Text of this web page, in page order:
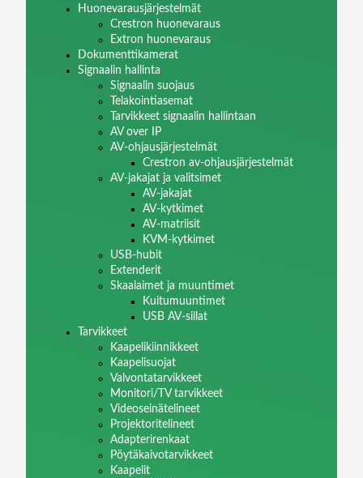
Huonevarausjärjestelmät
Crestron huonevaraus
Extron huonevaraus
Dokumenttikamerat
Signaalin hallinta
Signaalin suojaus
Telakointiasemat
Tarvikkeet signaalin hallintaan
AV over IP
AV-ohjausjärjestelmät
Crestron av-ohjausjärjestelmät
AV-jakajat ja valitsimet
AV-jakajat
AV-kytkimet
AV-matriisit
KVM-kytkimet
USB-hubit
Extenderit
Skaalaimet ja muuntimet
Kuitumuuntimet
USB AV-sillat
Tarvikkeet
Kaapelikiinnikkeet
Kaapelisuojat
Valvontatarvikkeet
Monitori/TV tarvikkeet
Videoseinätelineet
Projektoritelineet
Adapterirenkaat
Pöytäkaivotarvikkeet
Kaapelit